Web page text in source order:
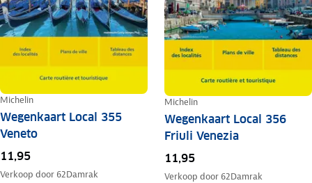
Michelin
Wegenkaart Local 355
Veneto
11,95
Verkoop door 62Damrak
Michelin
Wegenkaart Local 356
Friuli Venezia
11,95
Verkoop door 62Damrak